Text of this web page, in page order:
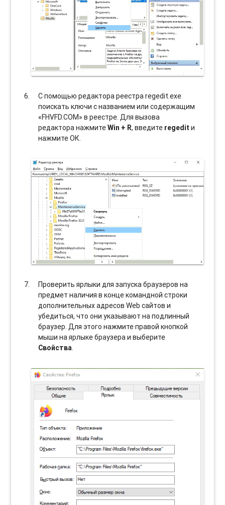
С помощью редактора реестра regedit.exe
поискать ключи с названием или содержащим
«FHVFD.COM» в реестре. Для вызова
редактора нажмитеWin + R, введите regedit и
нажмите ОК.
Проверить ярлыки для запуска браузеров на
предмет наличия в конце командной строки
дополнительных адресов Web сайтов и
убедиться, что они указывают на подлинный
браузер. Для этого нажмите правой кнопкой
мыши на ярлыке браузера и выберите
Свойства.